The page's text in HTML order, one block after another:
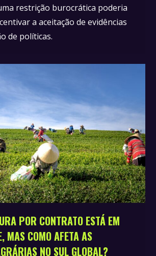
restrição burocrática poderia
a aceitação de evidências
de políticas.
POR CONTRATO ESTÁ EM
MAS COMO AFETA AS
NO SUL GLOBAL?